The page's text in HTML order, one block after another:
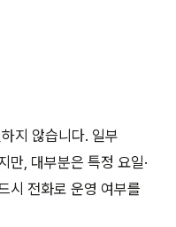
지 않습니다. 일부
만, 대부분은 특정 요일·
시 전화로 운영 여부를